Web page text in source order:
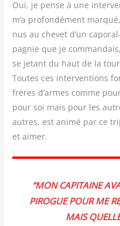
Oui, je pense à une
m’a pro­fon­dé­ment
nus au che­vet d’un
pa­gnie que je
se jetant du haut de la
Toutes ces inter­ven­tions
frères d’armes comme
pour soi mais pour les
autres, est ani­mé par ce
et aimer.
“MON CAPI­TAINE
PIROGUE POUR ME
MAIS